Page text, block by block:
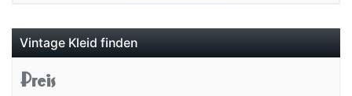
Vintage Kleid finden
Preis